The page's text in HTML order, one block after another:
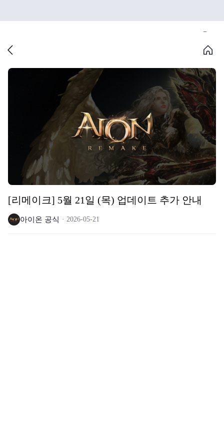
[리메이크] 5월 21일 (목) 업데이트 추가 안내
아이온 공식 2026-05-21